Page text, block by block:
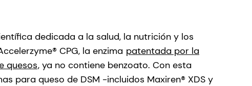
dedicada a la salud, la nutrición y los
CPG, la enzima patentada por la
quesos, ya no contiene benzoato. Con esta
para queso de DSM -incluidos Maxiren® XDS y